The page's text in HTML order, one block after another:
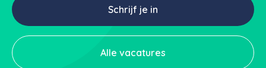
Schrijf je in
Alle vacatures